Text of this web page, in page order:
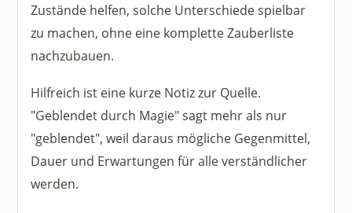
Zustände helfen, solche Unterschiede spielbar
zu machen, ohne eine komplette Zauberliste
nachzubauen.
Hilfreich ist eine kurze Notiz zur Quelle.
"Geblendet durch Magie" sagt mehr als nur
"geblendet", weil daraus mögliche Gegenmittel,
Dauer und Erwartungen für alle verständlicher
werden.